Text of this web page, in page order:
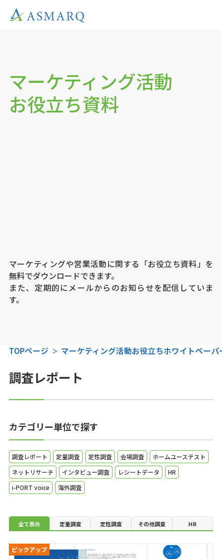
マーケティング活動
お役立ち資料
マーケティングや営業活動に関する「お役立ち資料」を
無料でダウンロードできます。
また、定期的にメールからのお知らせを配信していま
す。
TOPページ マーケティング活動お役立ちホワイトペーパ
調査レポート
カテゴリー単位で探す
調査レポート 定量調査 定性調査 会場調査
ホームユーステスト
ネットリサーチ
インタビュー調査 レシートデータ
HR
i-PORT voice
海外調査
全て表示 定量調査 定性調査 その他調査 HR
ピックアップ